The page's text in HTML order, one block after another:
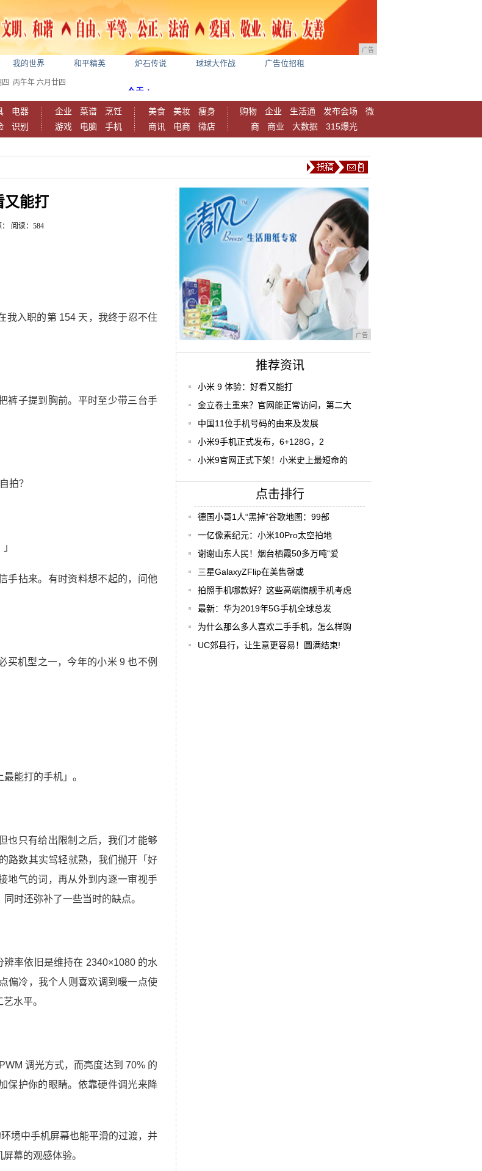
广告
我的世界 和平精英 炉石传说 球球大作战 广告位招租
丙午年 六月廿四
电器
识别
企业 菜谱
烹饪
游戏
电脑 手机
美食 美妆
瘦身
商讯
电商 微店
购物 企业 生活通 发布会场
微
商
商业 大数据 315爆光
又能打
阅读：584
我入职的第 154 天，我终于忍不住
裤子提到胸前。平时至少带三台手
拍？
手拈来。有时资料想不起的，问他
买机型之一，今年的小米 9 也不例
能打的手机」。
也只有给出限制之后，我们才能够
路数其实驾轻就熟，我们抛开「好
地气的词，再从外到内逐一审视手
时还弥补了一些当时的缺点。
率依旧是维持在 2340×1080 的水
偏冷，我个人则喜欢调到暖一点使
水平。
调光方式，而亮度达到 70% 的
保护你的眼睛。依靠硬件调光来降
境中手机屏幕也能平滑的过渡，并
幕的观感体验。
广告
推荐资讯
小米 9 体验：好看又能打
金立卷土重来？官网能正常访问，第二大
中国11位手机号码的由来及发展
小米9手机正式发布，6+128G，2
小米9官网正式下架！小米史上最短命的
点击排行
德国小哥1人“黑掉”谷歌地图：99部
一亿像素纪元：小米10Pro太空拍地
谢谢山东人民！烟台栖霞50多万吨“爱
三星GalaxyZFlip在美售罄或
拍照手机哪款好？这些高端旗舰手机考虑
最新：华为2019年5G手机全球总发
为什么那么多人喜欢二手手机，怎么样购
UC郊县行，让生意更容易！圆满结束!